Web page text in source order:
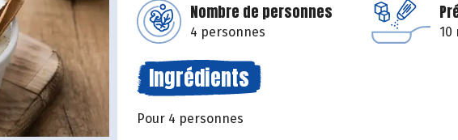
Nombre de personnes
4 personnes 10
Ingrédients
Pour 4 personnes